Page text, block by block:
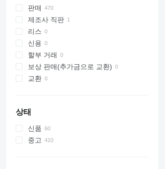
판매
제조사 직판
리스
신용
할부 거래
보상 판매(추가금으로 교환)
교환
상태
신품
중고